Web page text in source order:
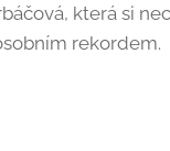
která si
rekordem.